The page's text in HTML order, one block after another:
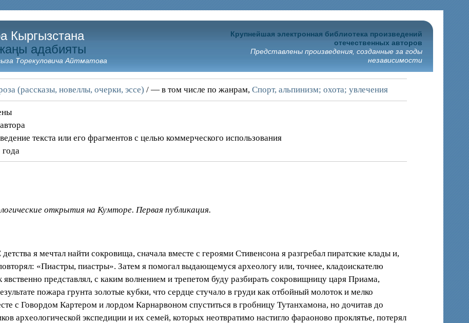
Кыргызстана
адабияты
Торекуловича Айтматова
Крупнейшая электронная библиотека произведений
отечественных авторов
Представлены произведения, созданные за годы
независимости
(рассказы, новеллы, очерки, эссе) / — в том числе по жанрам,Спорт, альпинизм; охота; увлечения
текста или его фрагментов с целью коммерческого использования
открытия на Кумторе. Первая публикация.
я мечтал найти сокровища, сначала вместе с героями Стивенсона я разгребал пиратские клады и,
«Пиастры, пиастры». Затем я помогал выдающемуся археологу или, точнее, кладоискателю
представлял, с каким волнением и трепетом буду разбирать сокровищницу царя Приама,
пожара грунта золотые кубки, что сердце стучало в груди как отбойный молоток и мелко
с Говордом Картером и лордом Карнарвоном спуститься в гробницу Тутанхамона, но дочитав до
археологической экспедиции и их семей, которых неотвратимо настигло фараоново проклятье, потерял